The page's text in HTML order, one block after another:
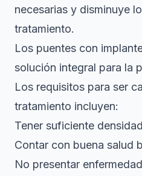
necesarias y disminuye
tratamiento.
Los puentes con
solución integral para la
Los requisitos para ser
tratamiento incluyen:
Tener suficiente
Contar con buena salud
No presentar